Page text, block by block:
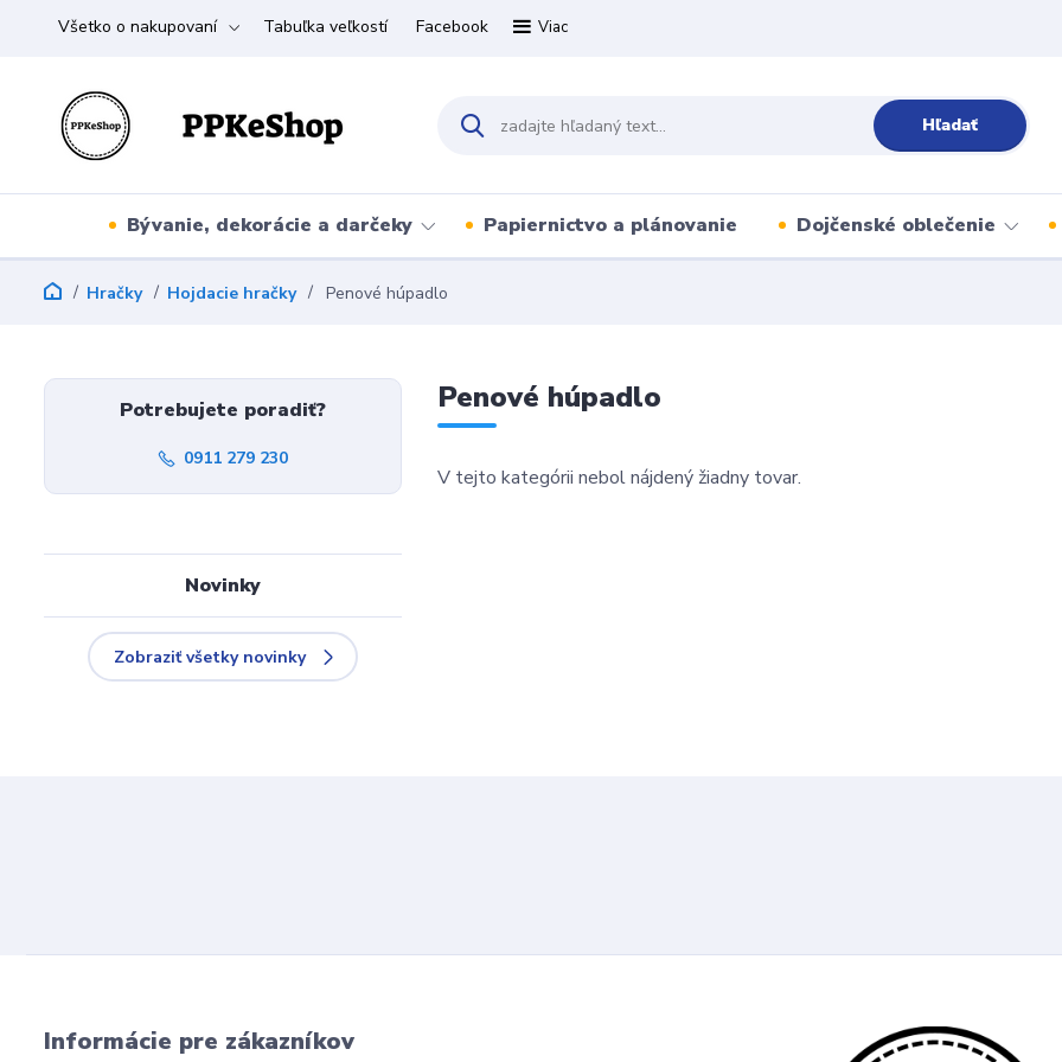
Všetko o nakupovaní Tabuľka veľkostí Facebook Viac
Hľadať
Bývanie, dekorácie a darčeky Papiernictvo a plánovanie Dojčenské oblečenie
Hračky Hojdacie hračky Penové húpadlo
Penové húpadlo
V tejto kategórii nebol nájdený žiadny tovar.
Potrebujete poradiť?
0911 279 230
Novinky
Zobraziť všetky novinky
Informácie pre zákazníkov